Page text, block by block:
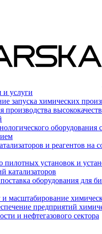
и услуги
запуска химических
производства
и реагентов на
пилотных установок и
катализаторов
оборудования для
масштабирование
предприятий
и нефтегазового сектора